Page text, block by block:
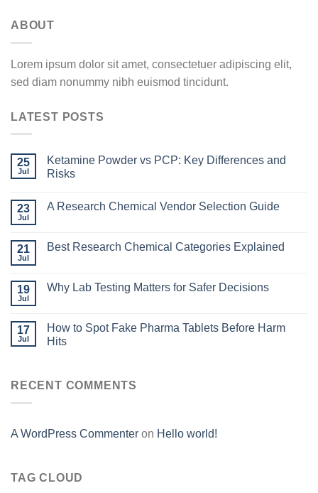
ABOUT
Lorem ipsum dolor sit amet, consectetuer adipiscing elit,
sed diam nonummy nibh euismod tincidunt.
LATEST POSTS
25
Jul
Ketamine Powder vs PCP: Key Differences and
Risks
23
Jul
A Research Chemical Vendor Selection Guide
21
Jul
Best Research Chemical Categories Explained
19
Jul
Why Lab Testing Matters for Safer Decisions
17
Jul
How to Spot Fake Pharma Tablets Before Harm
Hits
RECENT COMMENTS
A WordPress Commenter on Hello world!
TAG CLOUD